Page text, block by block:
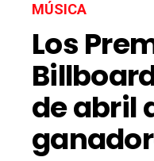
MÚSICA
Los
de abril